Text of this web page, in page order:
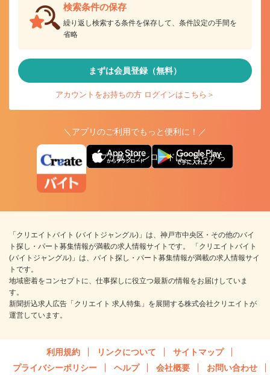
検索条件の保存
繰り返し検索する条件を保存して、条件設定の手間を
省略
まずは会員登録（無料）
アカウントをお持ちの方 ログインはこちら＞
＼アプリのご利用でもっと便利に！／
アプリ版ダウンロードはこちらから
「クリエイトバイト (バイトジャングル)」は、神戸市中央区・その他のバイ
ト探し・パート募集情報が満載の求人情報サイトです。 「クリエイトバイト
(バイトジャングル)」は、バイト探し・パート募集情報が満載の求人情報サイ
トです。
地域密着をコンセプトに、仕事探しに役立つ最新の情報をお届けしていま
す。
新聞折込求人広告「クリエイト 求人特集」を展開する株式会社クリエイトが
運営しています。
利用規約 リンクについて
サイトマップ
プライバシーポリシー
ヘルプ 会社概要 お問い合わせ